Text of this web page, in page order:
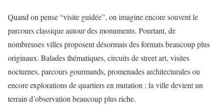
Quand on pense “visite guidée”, on imagine encore souvent le
parcours classique autour des monuments. Pourtant, de
nombreuses villes proposent désormais des formats beaucoup plus
originaux. Balades thématiques, circuits de street art, visites
nocturnes, parcours gourmands, promenades architecturales ou
encore explorations de quartiers en mutation : la ville devient un
terrain d’observation beaucoup plus riche.